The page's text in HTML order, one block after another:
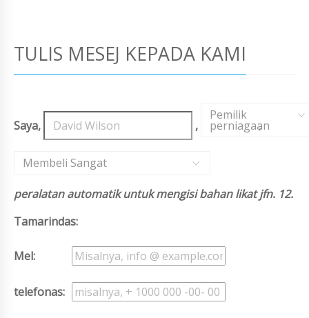
TULIS MESEJ KEPADA KAMI
Saya, ,
Pemilik
perniagaan
,
Membeli Sangat
peralatan automatik untuk mengisi bahan likat jfn. 12.
Tamarindas:
Mel:
telefonas: